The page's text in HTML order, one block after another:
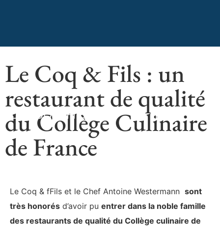
LE COQ & FILS FR
Le Coq & Fils : un
restaurant de qualité
du Collège Culinaire
de France
Le Coq & fFils et le Chef Antoine Westermann sont
très honorés d’avoir pu entrer dans la noble famille
des restaurants de qualité du Collège culinaire de